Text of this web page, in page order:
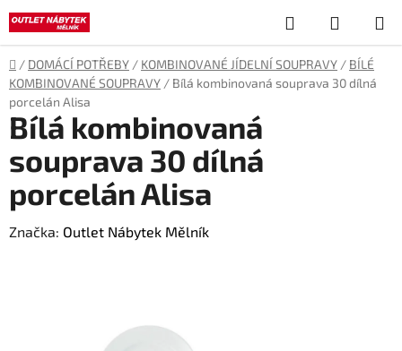
Přejít
na
obsah
Hledat
KOŠÍK
Domů
/ DOMÁCÍ POTŘEBY / KOMBINOVANÉ JÍDELNÍ SOUPRAVY / BÍLÉ
KOMBINOVANÉ SOUPRAVY / Bílá kombinovaná souprava 30 dílná
porcelán Alisa
Bílá kombinovaná
souprava 30 dílná
porcelán Alisa
Značka: Outlet Nábytek Mělník